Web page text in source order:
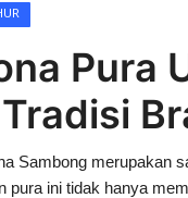
Pura
Sambong merupakan
pura ini tidak hanya